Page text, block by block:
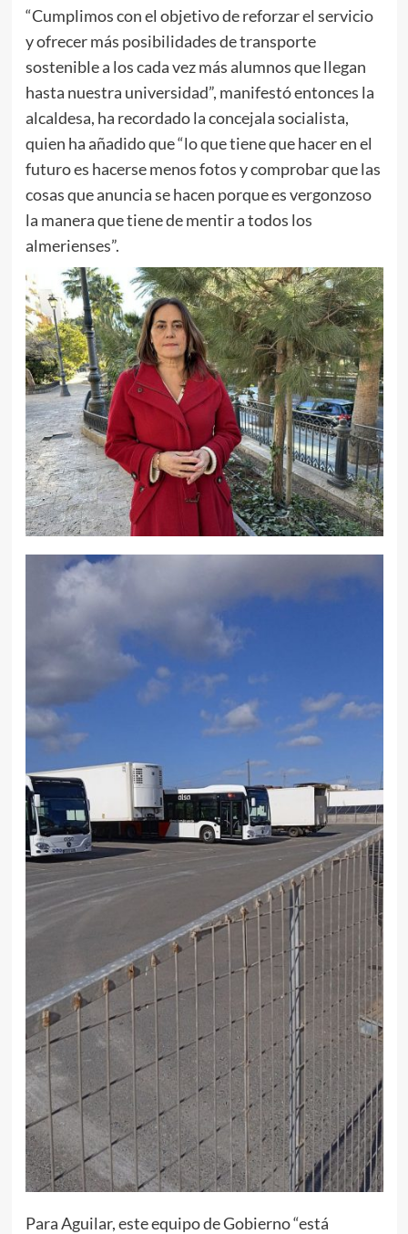
“Cumplimos con el objetivo de reforzar el servicio
y ofrecer más posibilidades de transporte
sostenible a los cada vez más alumnos que llegan
hasta nuestra universidad”, manifestó entonces la
alcaldesa, ha recordado la concejala socialista,
quien ha añadido que “lo que tiene que hacer en el
futuro es hacerse menos fotos y comprobar que las
cosas que anuncia se hacen porque es vergonzoso
la manera que tiene de mentir a todos los
almerienses”.
Para Aguilar, este equipo de Gobierno “está